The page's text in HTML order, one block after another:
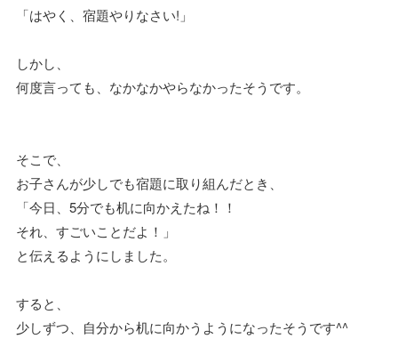
「はやく、宿題やりなさい!」
しかし、
何度言っても、なかなかやらなかったそうです。
そこで、
お子さんが少しでも宿題に取り組んだとき、
「今日、5分でも机に向かえたね！！
それ、すごいことだよ！」
と伝えるようにしました。
すると、
少しずつ、自分から机に向かうようになったそうです^^